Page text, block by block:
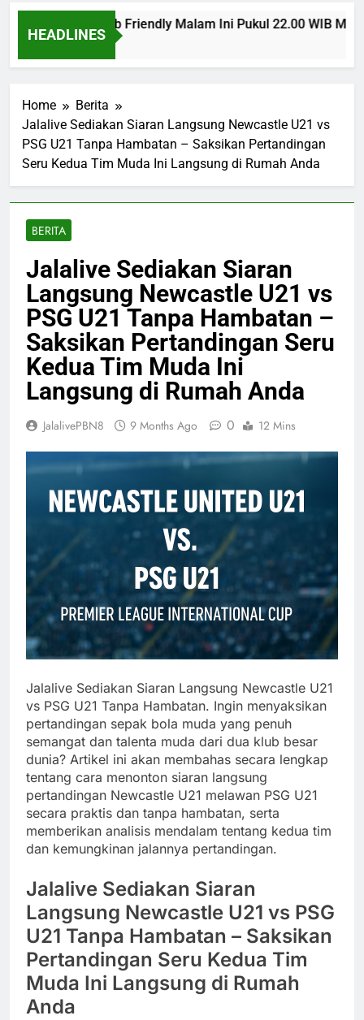
HEADLINES
Man United Club Friendly Malam Ini Pukul 22.00 WIB
Home
Berita
Jalalive Sediakan Siaran Langsung Newcastle U21 vs
PSG U21 Tanpa Hambatan – Saksikan Pertandingan
Seru Kedua Tim Muda Ini Langsung di Rumah Anda
BERITA
Jalalive Sediakan Siaran
Langsung Newcastle U21 vs
PSG U21 Tanpa Hambatan –
Saksikan Pertandingan Seru
Kedua Tim Muda Ini
Langsung di Rumah Anda
JalalivePBN8 9 Months Ago 0 12 Mins
Jalalive Sediakan Siaran Langsung Newcastle U21
vs PSG U21 Tanpa Hambatan. Ingin menyaksikan
pertandingan sepak bola muda yang penuh
semangat dan talenta muda dari dua klub besar
dunia? Artikel ini akan membahas secara lengkap
tentang cara menonton siaran langsung
pertandingan Newcastle U21 melawan PSG U21
secara praktis dan tanpa hambatan, serta
memberikan analisis mendalam tentang kedua tim
dan kemungkinan jalannya pertandingan.
Jalalive Sediakan Siaran
Langsung Newcastle U21 vs PSG
U21 Tanpa Hambatan – Saksikan
Pertandingan Seru Kedua Tim
Muda Ini Langsung di Rumah
Anda